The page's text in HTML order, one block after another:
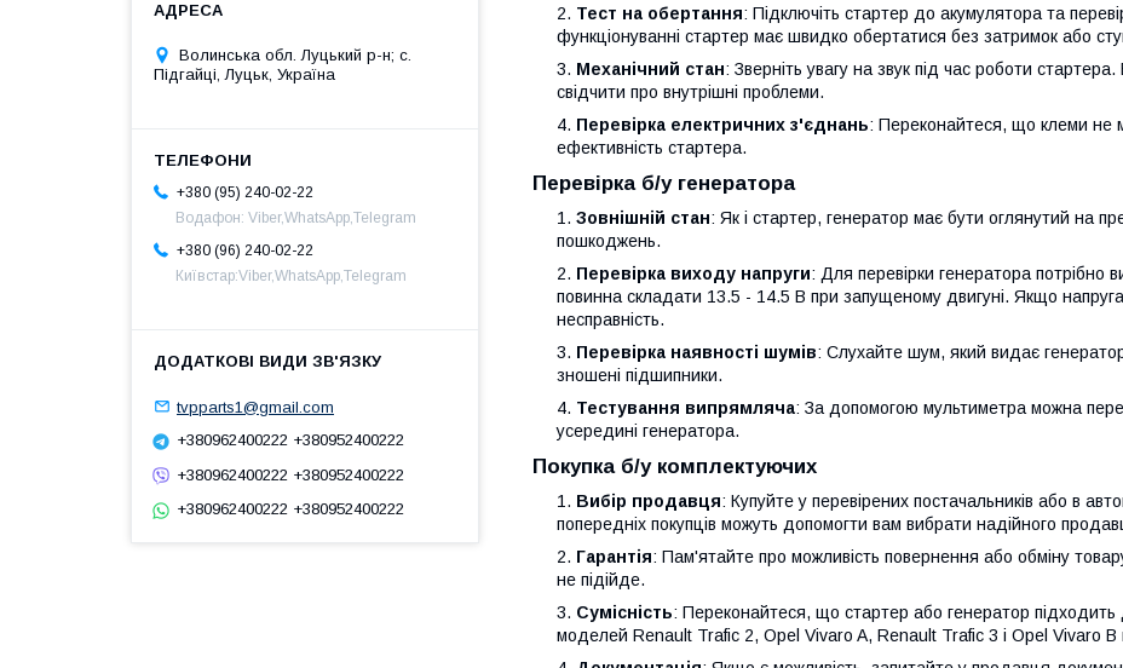
Тест на обертання: Підключіть стартер до акумулятора та
функціонуванні стартер має швидко обертатися без затримок або
Механічний стан: Зверніть увагу на звук під час роботи
свідчити про внутрішні проблеми.
Перевірка електричних з'єднань: Переконайтеся, що клеми не
ефективність стартера.
Перевірка б/у генератора
Зовнішній стан: Як і стартер, генератор має бути оглянутий на
пошкоджень.
Перевірка виходу напруги: Для перевірки генератора потрібно
повинна складати 13.5 - 14.5 В при запущеному двигуні. Якщо
несправність.
Перевірка наявності шумів: Слухайте шум, який видає
зношені підшипники.
Тестування випрямляча: За допомогою мультиметра можна
усередині генератора.
Покупка б/у комплектуючих
Вибір продавця: Купуйте у перевірених постачальників або в
попередніх покупців можуть допомогти вам вибрати надійного
Гарантія: Пам'ятайте про можливість повернення або обміну
не підійде.
Сумісність: Переконайтеся, що стартер або генератор
моделей Renault Trafic 2, Opel Vivaro A, Renault Trafic 3 і Opel Vivaro B
Волинська обл. Луцький р-н; с.
Підгайці, Луцьк, Україна
+380 (95) 240-02-22
Водафон: Viber,WhatsApp,Telegram
+380 (96) 240-02-22
Київстар:Viber,WhatsApp,Telegram
tvpparts1@gmail.com
+380962400222 +380952400222
+380962400222 +380952400222
+380962400222 +380952400222